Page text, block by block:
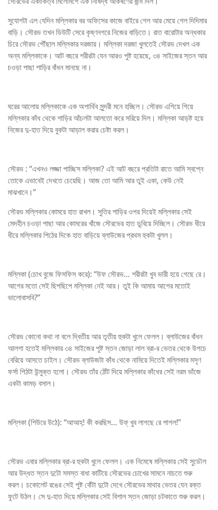
সুযোগটা এল যেদিন মল্লিকার বর অফিসের কাজে বাইরে গেল আর মেয়ে গেল দিদিমার
বাড়ি। সৌরভ তখন ডিউটি সেরে কৃষ্ণনগরে নিজের বাড়িতে। রাত বারোটার অন্ধকার
চিরে সৌরভ পৌঁছাল মল্লিকার দরজায়। মল্লিকা দরজা খুলতেই সৌরভ দেখল এক
অন্য মল্লিকাকে। আট বছরে শরীরটা যেন আরও পুষ্ট হয়েছে, ৩৪ সাইজের স্তন আর
চওড়া পাছা শাড়ির বাঁধন মানছে না।
ঘরের আলোয় মল্লিকাকে এক অপার্থিব সুন্দরী মনে হচ্ছিল। সৌরভ এগিয়ে গিয়ে
মল্লিকার কাঁধ থেকে শাড়ির আঁচলটা আলতো করে সরিয়ে দিল। মল্লিকা আড়ষ্ট হয়ে
নিজের দু-হাত দিয়ে বুকটা আড়াল করার চেষ্টা করল।
সৌরভ : “এখনও লজ্জা পাচ্ছিস মল্লিকা? এই আট বছরে প্রতিটা রাতে আমি স্বপ্নে
তোকে এভাবেই দেখতে চেয়েছি। আজ তো আমি আর তুই একা, কেউ নেই
মাঝখানে।”
সৌরভ মল্লিকার কোমরে হাত রাখল। সুতির শাড়ির ওপর দিয়েই মল্লিকার সেই
মেদহীন চওড়া পাছা আর কোমরের খাঁজে সৌরভের হাত ডুবিয়ে দিচ্ছিল। সৌরভ ধীরে
ধীরে মল্লিকার পিঠের দিকে হাত বাড়িয়ে ব্লাউজের প্রথম হুকটা খুলল।
মল্লিকা (চোখ বুজে ফিসফিস করে): “উফ সৌরভ… শরীরটা খুব ভারী হয়ে গেছে রে।
আগের মতো সেই ছিপছিপে মল্লিকা নেই আর। তুই কি আমায় আগের মতোই
ভালোবাসবি?”
সৌরভ কোনো কথা না বলে দ্বিতীয় আর তৃতীয় হুকটা খুলে ফেলল। ব্লাউজের বাঁধন
আলগা হতেই মল্লিকার ৩৪ সাইজের পুষ্ট স্তন জোড়া লাল ব্রা-র ভেতর থেকে উপচে
বেরিয়ে আসতে চাইল। সৌরভ ব্লাউজটা কাঁধ থেকে নামিয়ে দিতেই মল্লিকার মসৃণ
ফর্সা পিঠটা উন্মুক্ত হলো। সৌরভ তাঁর ঠোঁট দিয়ে মল্লিকার কাঁধের সেই নরম ভাঁজে
একটা কামড় বসাল।
মল্লিকা (শিউরে উঠে): “আআহ্! কী করছিস… উফ্ খুব লাগছে রে পাগল!”
সৌরভ এবার মল্লিকার ব্রা-র হুকটা খুলে ফেলল। এক নিমেষে মল্লিকার সেই সুডৌল
আর উদ্ধত স্তন দুটো সমস্ত বাধা কাটিয়ে সৌরভের চোখের সামনে নাচতে শুরু
করল। চকোলেট রঙের সেই পুষ্ট বোঁটা দুটো দেখে সৌরভের মাথার ভেতর যেন রক্ত
ফুটে উঠল। সে দু-হাত দিয়ে মল্লিকার সেই বিশাল স্তন জোড়া চটকাতে শুরু করল।